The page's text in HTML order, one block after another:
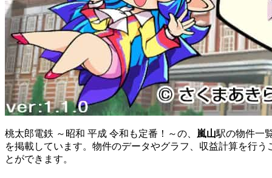
桃太郎電鉄 ～昭和 平成 令和も定番！～の、 嵐山駅の物件一
を掲載しています。物件のデータやグラフ、収益計算を行う
とができます。